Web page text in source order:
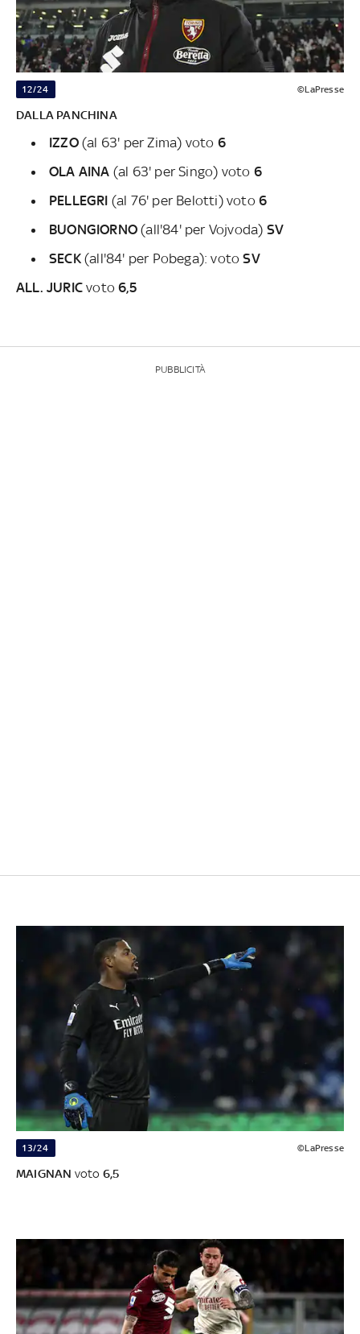
12/24 ©LaPresse
DALLA PANCHINA
IZZO(al 63' per Zima) voto 6
OLA AINA (al 63' per Singo) voto 6
PELLEGRI (al 76' per Belotti) voto6
BUONGIORNO (all'84' per Vojvoda) SV
SECK(all'84' per Pobega): votoSV
ALL. JURICvoto6,5
PUBBLICITÀ
13/24 ©LaPresse
MAIGNAN voto 6,5